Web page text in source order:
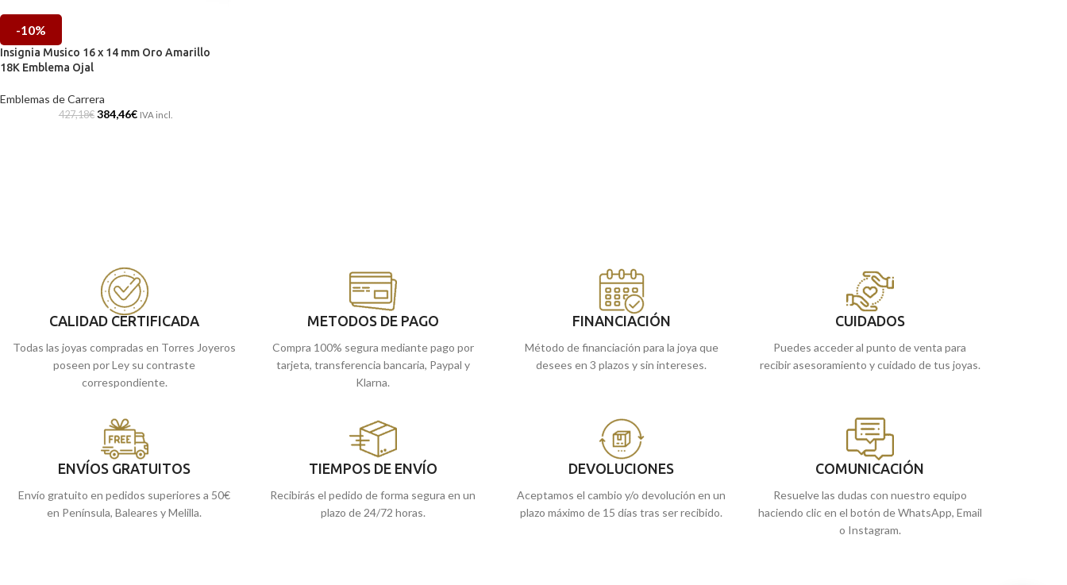
-10%
Insignia Musico 16 x 14 mm Oro Amarillo
18K Emblema Ojal
Emblemas de Carrera
427,18€ 384,46€ IVA incl.
CALIDAD CERTIFICADA
Todas las joyas compradas en Torres Joyeros
poseen por Ley su contraste
correspondiente.
METODOS DE PAGO
Compra 100% segura mediante pago por
tarjeta, transferencia bancaria, Paypal y
Klarna.
FINANCIACIÓN
Método de financiación para la joya que
desees en 3 plazos y sin intereses.
CUIDADOS
Puedes acceder al punto de venta para
recibir asesoramiento y cuidado de tus joyas.
ENVÍOS GRATUITOS
Envío gratuito en pedidos superiores a 50€
en Península, Baleares y Melilla.
TIEMPOS DE ENVÍO
Recibirás el pedido de forma segura en un
plazo de 24/72 horas.
DEVOLUCIONES
Aceptamos el cambio y/o devolución en un
plazo máximo de 15 días tras ser recibido.
COMUNICACIÓN
Resuelve las dudas con nuestro equipo
haciendo clic en el botón de WhatsApp, Email
o Instagram.